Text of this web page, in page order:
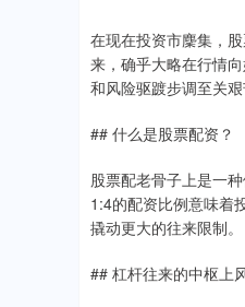
在现在投资市麇集，
来，确乎大略在行情
和风险驱踱步调至关艰
## 什么是股票配资？
股票配老骨子上是一
1:4的配资比例意味着
撬动更大的往来限制。
## 杠杆往来的中枢上